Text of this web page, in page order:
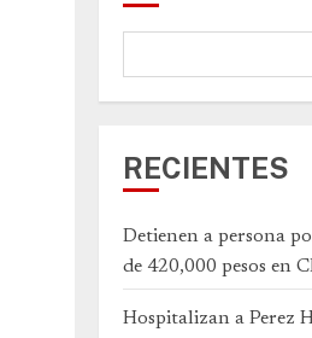
RECIENTES
Detienen a persona
de 420,000 pesos en
Hospitalizan a Perez